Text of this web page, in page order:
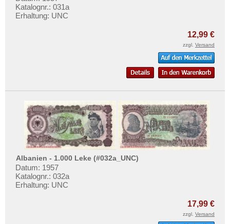
Katalognr.: 031a
Erhaltung: UNC
12,99 €
zzgl. Versand
Albanien - 1.000 Leke (#032a_UNC)
Datum: 1957
Katalognr.: 032a
Erhaltung: UNC
17,99 €
zzgl. Versand